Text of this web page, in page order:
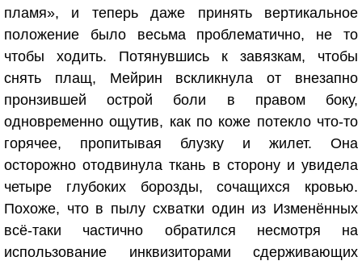
пламя», и теперь даже принять вертикальное
положение было весьма проблематично, не то
чтобы ходить. Потянувшись к завязкам, чтобы
снять плащ, Мейрин вскликнула от внезапно
пронзившей острой боли в правом боку,
одновременно ощутив, как по коже потекло что-то
горячее, пропитывая блузку и жилет. Она
осторожно отодвинула ткань в сторону и увидела
четыре глубоких борозды, сочащихся кровью.
Похоже, что в пылу схватки один из Изменённых
всё-таки частично обратился несмотря на
использование инквизиторами сдерживающих